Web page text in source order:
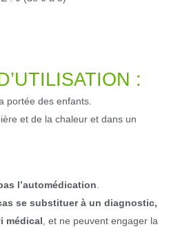
:
portée des enfants.
et de la chaleur et dans un
l’automédication
se substituer à un diagnostic,
médical , et ne peuvent engager la